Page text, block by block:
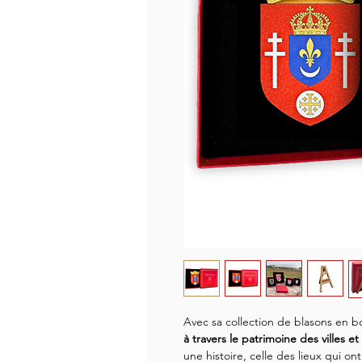
Avec sa collection de blasons en
à travers le patrimoine des villes et
une histoire, celle des lieux qui